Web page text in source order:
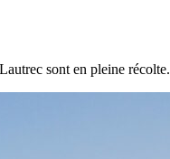
sont en pleine récolte.